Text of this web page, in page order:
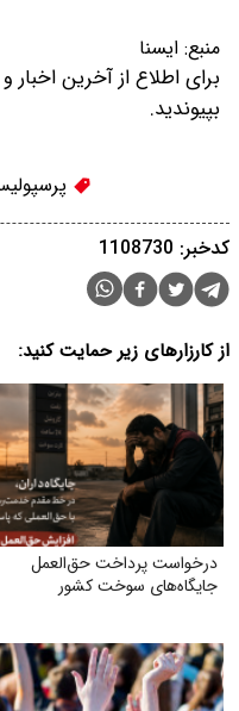
منبع: ایسنا
برای اطلاع از آخرین
بپیوندید.
کدخبر: 1108730
از کارزارهای زیر حمایت کنید:
درخواست پرداخت حق‌العمل
جایگاه‌های سوخت کشور